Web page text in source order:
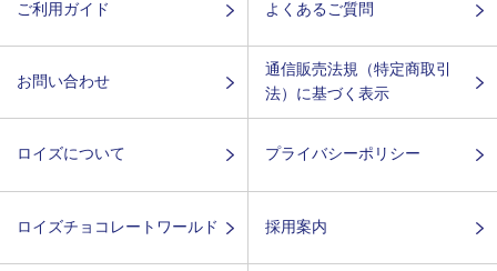
ご利用ガイド よくあるご質問
お問い合わせ
通信販売法規（特定商取引
法）に基づく表示
ロイズについて プライバシーポリシー
ロイズチョコレートワールド 採用案内